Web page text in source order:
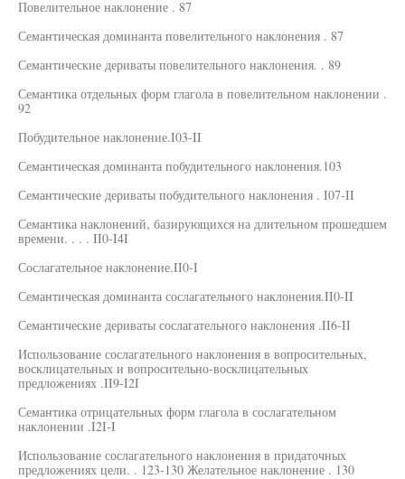
Повелительное наклонение . 87
Семантическая доминанта повелительного наклонения . 87
Семантические дериваты повелительного наклонения. . 89
Семантика отдельных форм глагола в повелительном наклонении .
92
Побудительное наклонение.I03-II
Семантическая доминанта побудительного наклонения.103
Семантические дериваты побудительного наклонения . I07-II
Семантика наклонений, базирующихся на длительном прошедшем
времени. . . . II0-I4I
Сослагательное наклонение.II0-I
Семантическая доминанта сослагательного наклонения.II0-II
Семантические дериваты сослагательного наклонения .II6-II
Использование сослагательного наклонения в вопросительных,
восклицательных и вопросительно-восклицательных
предложениях .II9-I2I
Семантика отрицательных форм глагола в сослагательном
наклонении .I2I-I
Использование сослагательного наклонения в придаточных
предложениях цели. . 123-130 Желательное наклонение . 130